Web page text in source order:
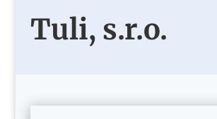
Tuli, s.r.o.